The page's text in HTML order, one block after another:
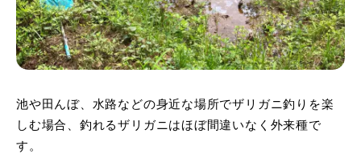
池や田んぼ、水路などの身近な場所でザリガニ釣りを楽
しむ場合、釣れるザリガニはほぼ間違いなく外来種で
す。